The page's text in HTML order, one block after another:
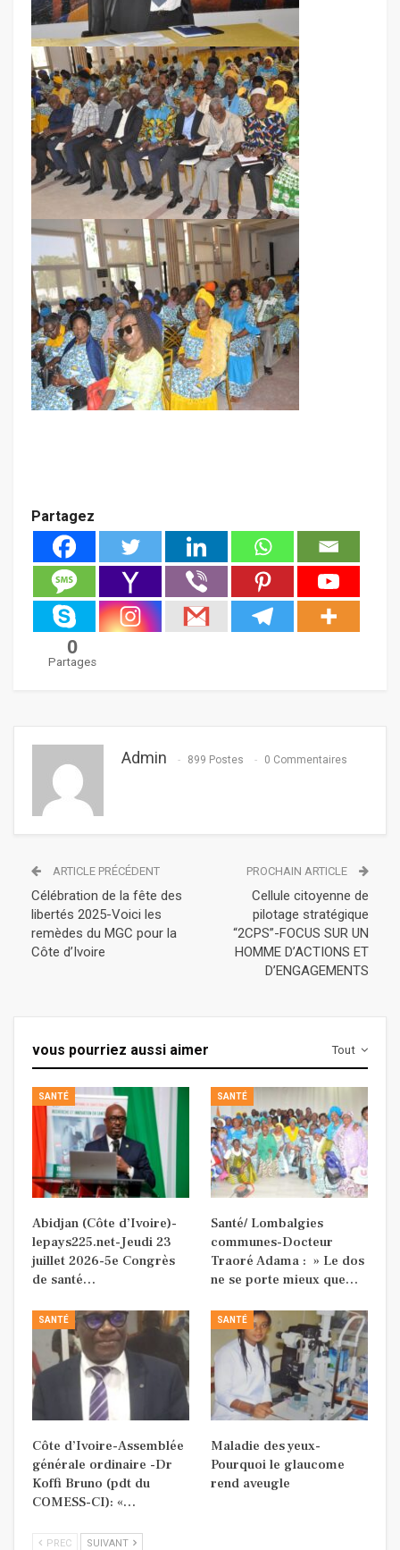
Partagez
0
Partages
Admin 899 Postes 0 Commentaires
ARTICLE PRÉCÉDENT
Célébration de la fête des
libertés 2025-Voici les
remèdes du MGC pour la
Côte d’Ivoire
PROCHAIN ARTICLE
Cellule citoyenne de
pilotage stratégique
“2CPS”-FOCUS SUR UN
HOMME D’ACTIONS ET
D’ENGAGEMENTS
Tout
vous pourriez aussi aimer
SANTÉ
Abidjan (Côte d’Ivoire)-
lepays225.net-Jeudi 23
juillet 2026-5e Congrès
de santé…
SANTÉ
Santé/ Lombalgies
communes-Docteur
Traoré Adama : » Le dos
ne se porte mieux que…
SANTÉ
Côte d’Ivoire-Assemblée
générale ordinaire -Dr
Koffi Bruno (pdt du
COMESS-CI): «…
SANTÉ
Maladie des yeux-
Pourquoi le glaucome
rend aveugle
PREC SUIVANT